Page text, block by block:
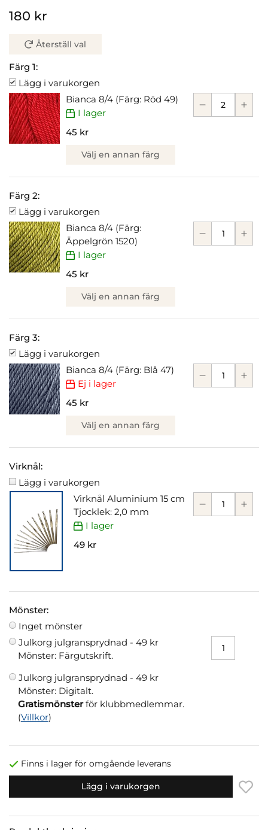
180 kr
Återställ val
Färg 1:
Lägg i varukorgen
Bianca 8/4 (Färg: Röd 49)
I lager
45 kr
Välj en annan färg
Färg 2:
Lägg i varukorgen
Bianca 8/4 (Färg:
Äppelgrön 1520)
I lager
45 kr
Välj en annan färg
Färg 3:
Lägg i varukorgen
Bianca 8/4 (Färg: Blå 47)
Ej i lager
45 kr
Välj en annan färg
Virknål:
Lägg i varukorgen
Virknål Aluminium 15 cm
Tjocklek: 2,0 mm
I lager
49 kr
Mönster:
Inget mönster
Julkorg julgransprydnad - 49 kr
Mönster: Färgutskrift.
Julkorg julgransprydnad - 49 kr
Mönster: Digitalt.
Gratismönsterför klubbmedlemmar.
(Villkor)
Finns i lager för omgående leverans
Lägg i varukorgen